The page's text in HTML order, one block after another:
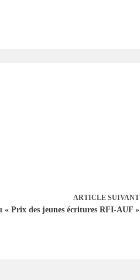
ARTICLESUIVANT
« Prix des jeunes écritures RFI-AUF »